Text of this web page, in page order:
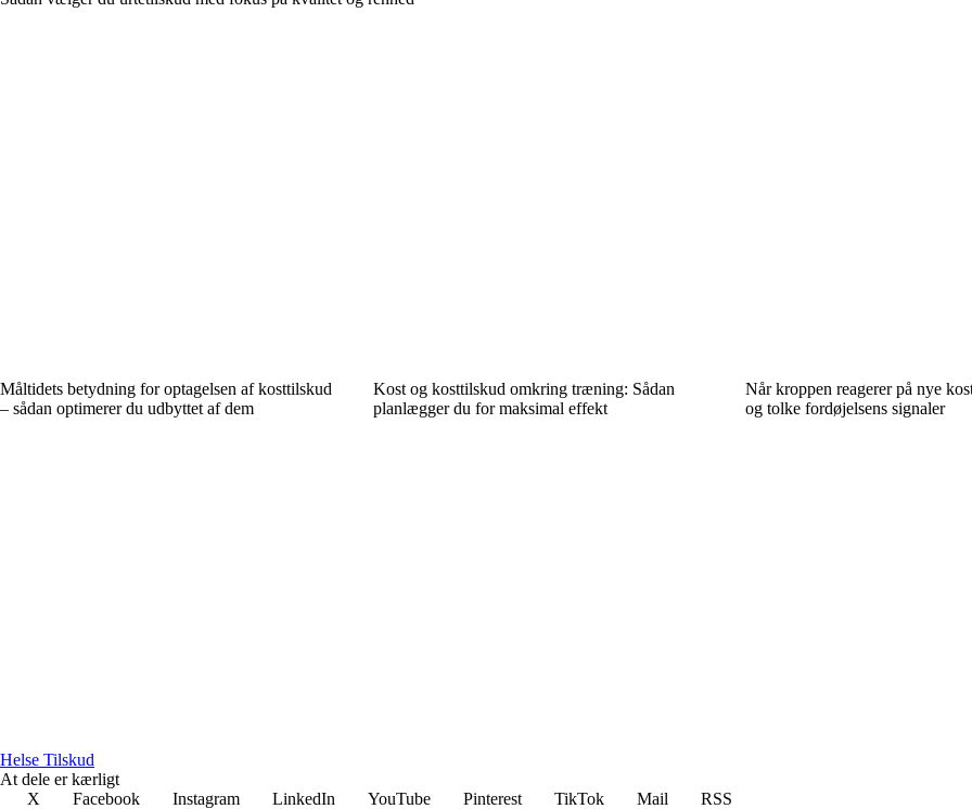
Måltidets betydning for optagelsen af kosttilskud
– sådan optimerer du udbyttet af dem
Kost og kosttilskud omkring træning: Sådan
planlægger du for maksimal effekt
Når kroppen reagerer på nye
og tolke fordøjelsens signaler
Helse Tilskud
At dele er kærligt
X
Facebook Instagram LinkedIn YouTube Pinterest TikTok Mail
RSS